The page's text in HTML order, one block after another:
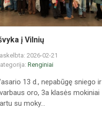
į Vilnių
2026-02-21
Renginiai
13 d., nepabūgę sniego ir
oro, 3a klasės mokiniai
su moky...